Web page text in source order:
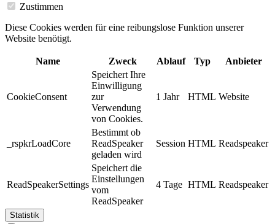
Zustimmen
Diese Cookies werden für eine reibungslose Funktion unserer
Website benötigt.
Name Zweck Ablauf Typ Anbieter
CookieConsent
Speichert Ihre
Einwilligung
zur
Verwendung
von Cookies.
1 Jahr HTML Website
_rspkrLoadCore
Bestimmt ob
ReadSpeaker
geladen wird
Session HTML Readspeaker
ReadSpeakerSettings
Speichert die
Einstellungen
vom
ReadSpeaker
4 Tage HTML Readspeaker
Statistik